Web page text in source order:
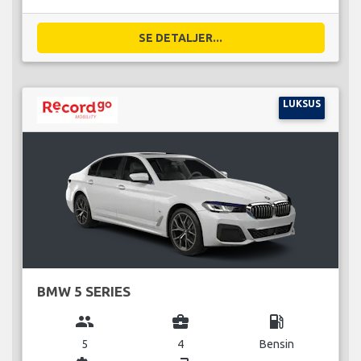
SE DETALJER...
LUKSUS
BMW 5 SERIES
group
5
business_center
4
local_gas_station
Bensin